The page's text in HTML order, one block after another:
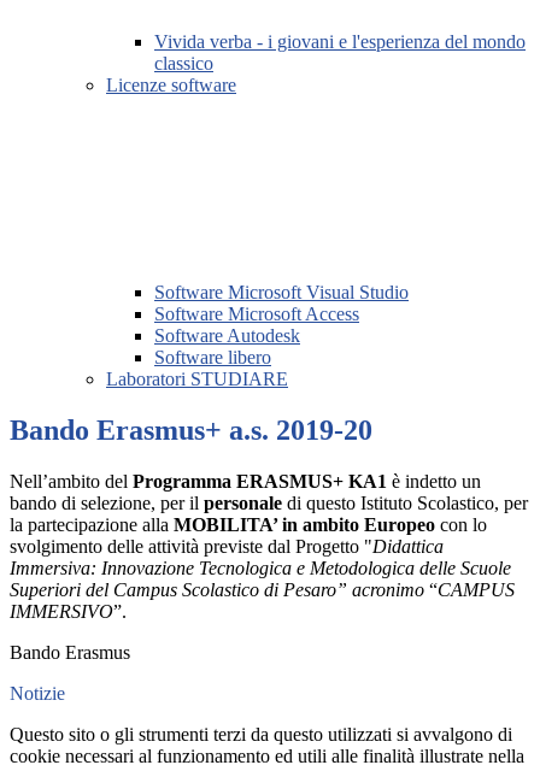
Vivida verba - i giovani e l'esperienza del mondo
classico
Licenze software
Software Microsoft Visual Studio
Software Microsoft Access
Software Autodesk
Software libero
Laboratori STUDIARE
Bando Erasmus+ a.s. 2019-20
Nell’ambito del Programma ERASMUS+ KA1 è indetto un
bando di selezione, per il personale di questo Istituto Scolastico, per
la partecipazione alla MOBILITA’ in ambito Europeo con lo
svolgimento delle attività previste dal Progetto "Didattica
Immersiva: Innovazione Tecnologica e Metodologica delle Scuole
Superiori del Campus Scolastico di Pesaro” acronimo “CAMPUS
IMMERSIVO”.
Bando Erasmus
Notizie
Questo sito o gli strumenti terzi da questo utilizzati si avvalgono di
cookie necessari al funzionamento ed utili alle finalità illustrate nella